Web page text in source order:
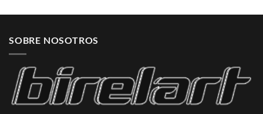
SOBRE NOSOTROS